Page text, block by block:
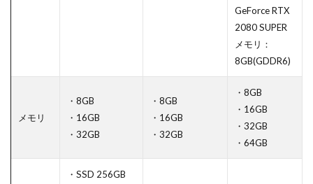
GeForce RTX
2080 SUPER
メモリ：
8GB(GDDR6)
メモリ
・8GB
・16GB
・32GB
・8GB
・16GB
・32GB
・8GB
・16GB
・32GB
・64GB
・SSD 256GB